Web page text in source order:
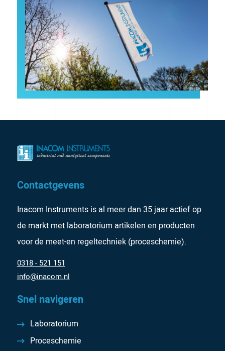
Contactgevens
Inacom Instruments is al meer dan 35 jaar actief op
de markt met laboratorium artikelen en producten
voor de meet-en regeltechniek (proceschemie).
0318 - 521 151
info@inacom.nl
Snel navigeren
Laboratorium
Proceschemie